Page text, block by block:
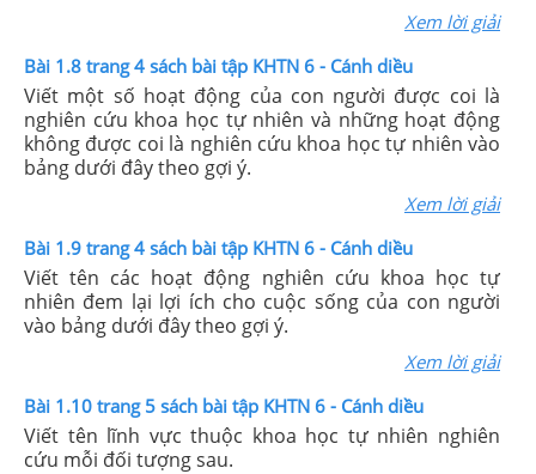
Xem lời giải
Bài 1.8 trang 4 sách bài tập KHTN 6 - Cánh diều
Viết một số hoạt động của con người được coi là
nghiên cứu khoa học tự nhiên và những hoạt động
không được coi là nghiên cứu khoa học tự nhiên vào
bảng dưới đây theo gợi ý.
Xem lời giải
Bài 1.9 trang 4 sách bài tập KHTN 6 - Cánh diều
Viết tên các hoạt động nghiên cứu khoa học tự
nhiên đem lại lợi ích cho cuộc sống của con người
vào bảng dưới đây theo gợi ý.
Xem lời giải
Bài 1.10 trang 5 sách bài tập KHTN 6 - Cánh diều
Viết tên lĩnh vực thuộc khoa học tự nhiên nghiên
cứu mỗi đối tượng sau.